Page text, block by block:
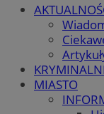
MIASTO